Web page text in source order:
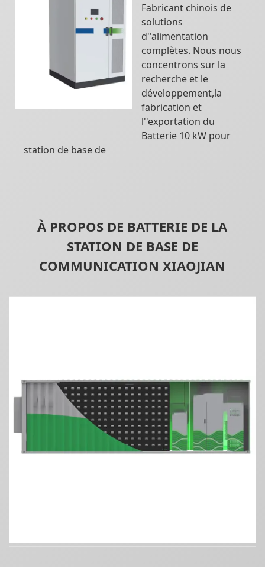
Fabricant chinois de
solutions
d''alimentation
complètes. Nous nous
concentrons sur la
recherche et le
développement,la
fabrication et
l''exportation du
Batterie 10 kW pour
station de base de
À PROPOS DE BATTERIE DE LA
STATION DE BASE DE
COMMUNICATION XIAOJIAN